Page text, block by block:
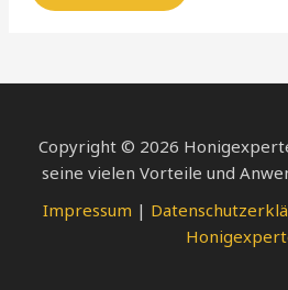
Copyright © 2026
seine vielen Vorteile und
Impressum |